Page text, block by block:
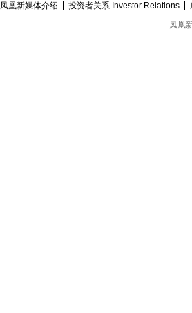
凤凰新媒体介绍 投资者关系 Investor Relations
凤凰